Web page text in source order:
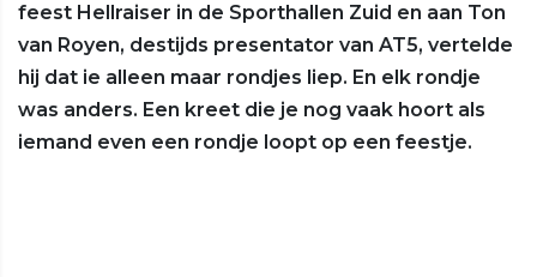
feest Hellraiser in de Sporthallen Zuid en aan Ton
van Royen, destijds presentator van AT5, vertelde
hij dat ie alleen maar rondjes liep. En elk rondje
was anders. Een kreet die je nog vaak hoort als
iemand even een rondje loopt op een feestje.